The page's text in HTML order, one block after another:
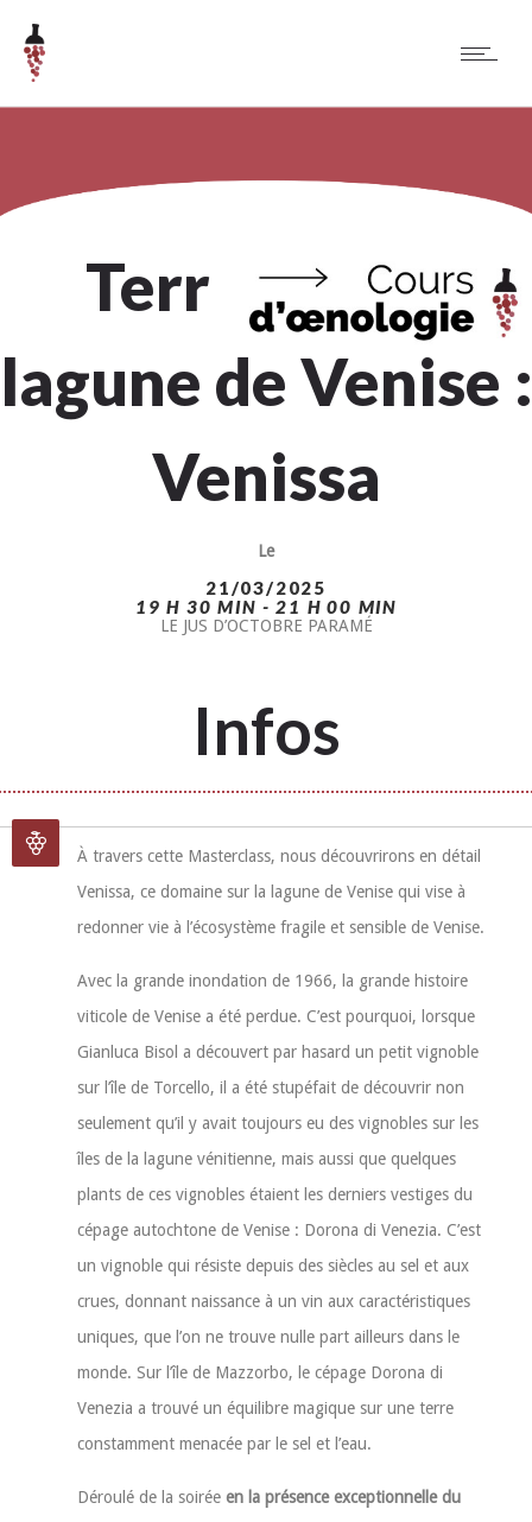
Terroir de la
lagune de Venise :
Venissa
Le
21/03/2025
19 H 30 MIN - 21 H 00 MIN
LE JUS D’OCTOBRE PARAMÉ
Infos
À travers cette Masterclass, nous découvrirons en détail
Venissa, ce domaine sur la lagune de Venise qui vise à
redonner vie à l’écosystème fragile et sensible de Venise.
Avec la grande inondation de 1966, la grande histoire
viticole de Venise a été perdue. C’est pourquoi, lorsque
Gianluca Bisol a découvert par hasard un petit vignoble
sur l’île de Torcello, il a été stupéfait de découvrir non
seulement qu’il y avait toujours eu des vignobles sur les
îles de la lagune vénitienne, mais aussi que quelques
plants de ces vignobles étaient les derniers vestiges du
cépage autochtone de Venise : Dorona di Venezia. C’est
un vignoble qui résiste depuis des siècles au sel et aux
crues, donnant naissance à un vin aux caractéristiques
uniques, que l’on ne trouve nulle part ailleurs dans le
monde. Sur l’île de Mazzorbo, le cépage Dorona di
Venezia a trouvé un équilibre magique sur une terre
constamment menacée par le sel et l’eau.
Déroulé de la soirée en la présence exceptionnelle du